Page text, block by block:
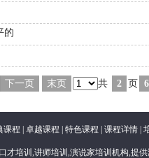
的
下一页 末页 共 2 页
课程 卓越课程 特色课程 课程详情
才培训,讲师培训,演说家培训机构,提